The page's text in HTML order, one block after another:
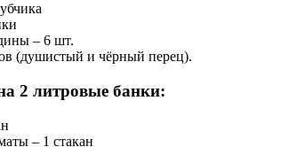
– 6 шт.
(душистый и чёрный перец).
2 литровые банки:
– 1 стакан